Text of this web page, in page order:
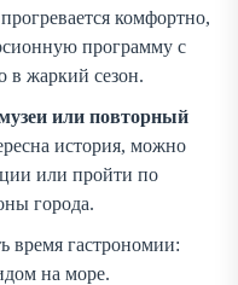
комфортно,
программу с
в жаркий сезон.
или повторный
история, можно
или пройти по
города.
время гастрономии:
на море.